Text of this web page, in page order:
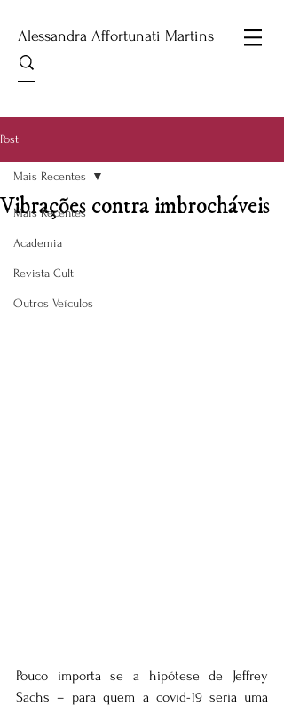
Alessandra Affortunati Martins
Post
Mais Recentes
Academia
Revista Cult
Outros Veículos
Mais Recentes
Vibrações contra imbrocháveis
Pouco importa se a hipótese de Jeffrey
Sachs – para quem a covid-19 seria uma